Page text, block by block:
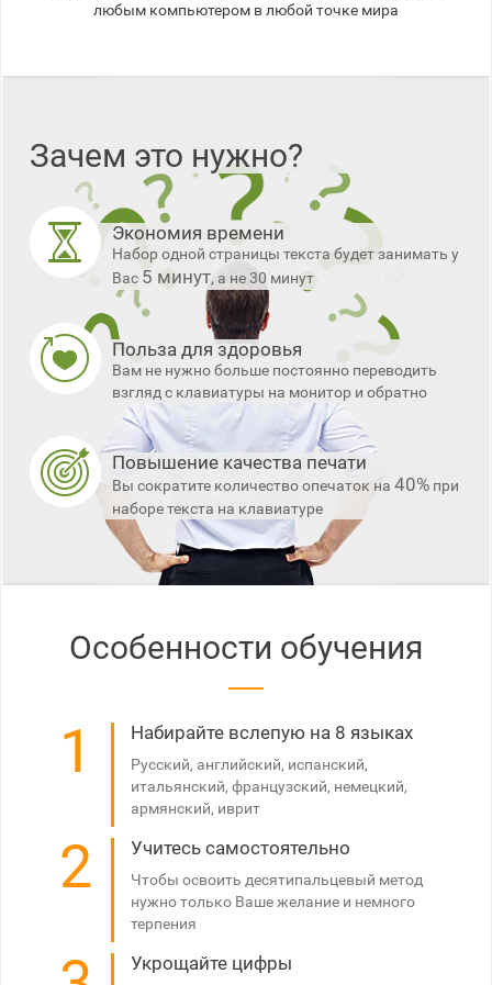
любым компьютером в любой точке мира
Зачем это нужно?
Экономия времени
Набор одной страницы текста будет занимать у
Вас 5 минут, а не 30 минут
Польза для здоровья
Вам не нужно больше постоянно переводить
взгляд с клавиатуры на монитор и обратно
Повышение качества печати
Вы сократите количество опечаток на 40% при
наборе текста на клавиатуре
Особенности обучения
1 Набирайте вслепую на 8 языках
Русский, английский, испанский,
итальянский, французский, немецкий,
армянский, иврит
2 Учитесь самостоятельно
Чтобы освоить десятипальцевый метод
нужно только Ваше желание и немного
терпения
Укрощайте цифры